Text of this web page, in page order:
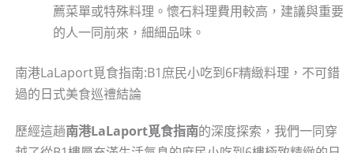
薦菜單或特殊料理。懷石料理費用較高，建議與重要
的人一同前來，細細品味。
南港LaLaport覓食指南:B1庶民小吃到6F精緻料理，不可錯
過的日式美食巡禮結論
歷經這趟南港LaLaport覓食指南的深度探索，我們一同穿